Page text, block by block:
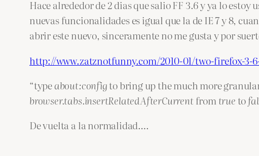
Hace alrededor de 2 dias que salio FF 3.6 y ya lo estoy
nuevas funcionalidades es igual que la de IE 7 y 8,
abrir este nuevo, sinceramente no me gusta y por
http://www.zatznotfunny.com/2010-01/two-firefox-
“typeabout:configto bring up the much more
browser.tabs.insertRelatedAfterCurrentfrom true to
De vuelta a la normalidad….